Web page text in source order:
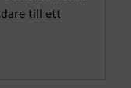
till ett